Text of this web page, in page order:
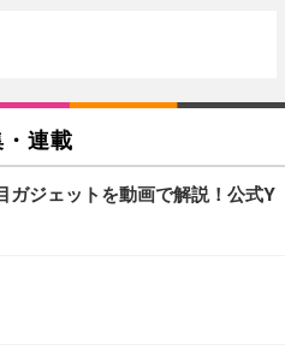
・連載
ガジェットを動画で解説！公式Y